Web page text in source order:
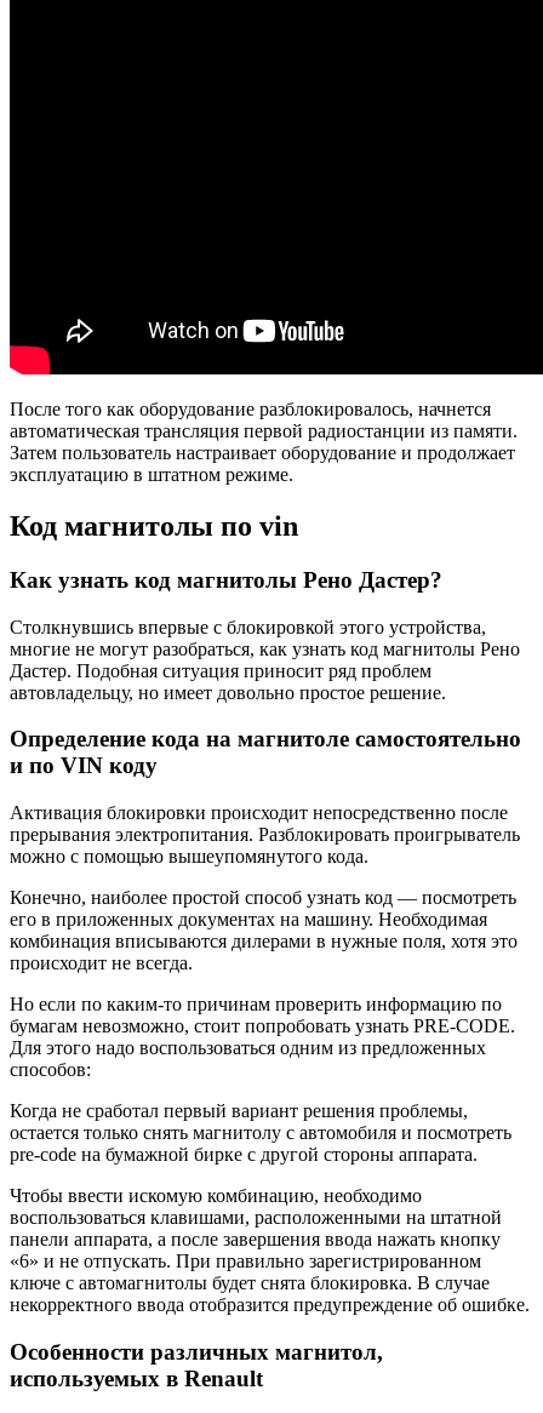
После того как оборудование разблокировалось, начнется
автоматическая трансляция первой радиостанции из памяти.
Затем пользователь настраивает оборудование и продолжает
эксплуатацию в штатном режиме.
Код магнитолы по vin
Как узнать код магнитолы Рено Дастер?
Столкнувшись впервые с блокировкой этого устройства,
многие не могут разобраться, как узнать код магнитолы Рено
Дастер. Подобная ситуация приносит ряд проблем
автовладельцу, но имеет довольно простое решение.
Определение кода на магнитоле самостоятельно
и по VIN коду
Активация блокировки происходит непосредственно после
прерывания электропитания. Разблокировать проигрыватель
можно с помощью вышеупомянутого кода.
Конечно, наиболее простой способ узнать код — посмотреть
его в приложенных документах на машину. Необходимая
комбинация вписываются дилерами в нужные поля, хотя это
происходит не всегда.
Но если по каким-то причинам проверить информацию по
бумагам невозможно, стоит попробовать узнать PRE-CODE.
Для этого надо воспользоваться одним из предложенных
способов:
Когда не сработал первый вариант решения проблемы,
остается только снять магнитолу с автомобиля и посмотреть
pre-code на бумажной бирке с другой стороны аппарата.
Чтобы ввести искомую комбинацию, необходимо
воспользоваться клавишами, расположенными на штатной
панели аппарата, а после завершения ввода нажать кнопку
«6» и не отпускать. При правильно зарегистрированном
ключе с автомагнитолы будет снята блокировка. В случае
некорректного ввода отобразится предупреждение об ошибке.
Особенности различных магнитол,
используемых в Renault